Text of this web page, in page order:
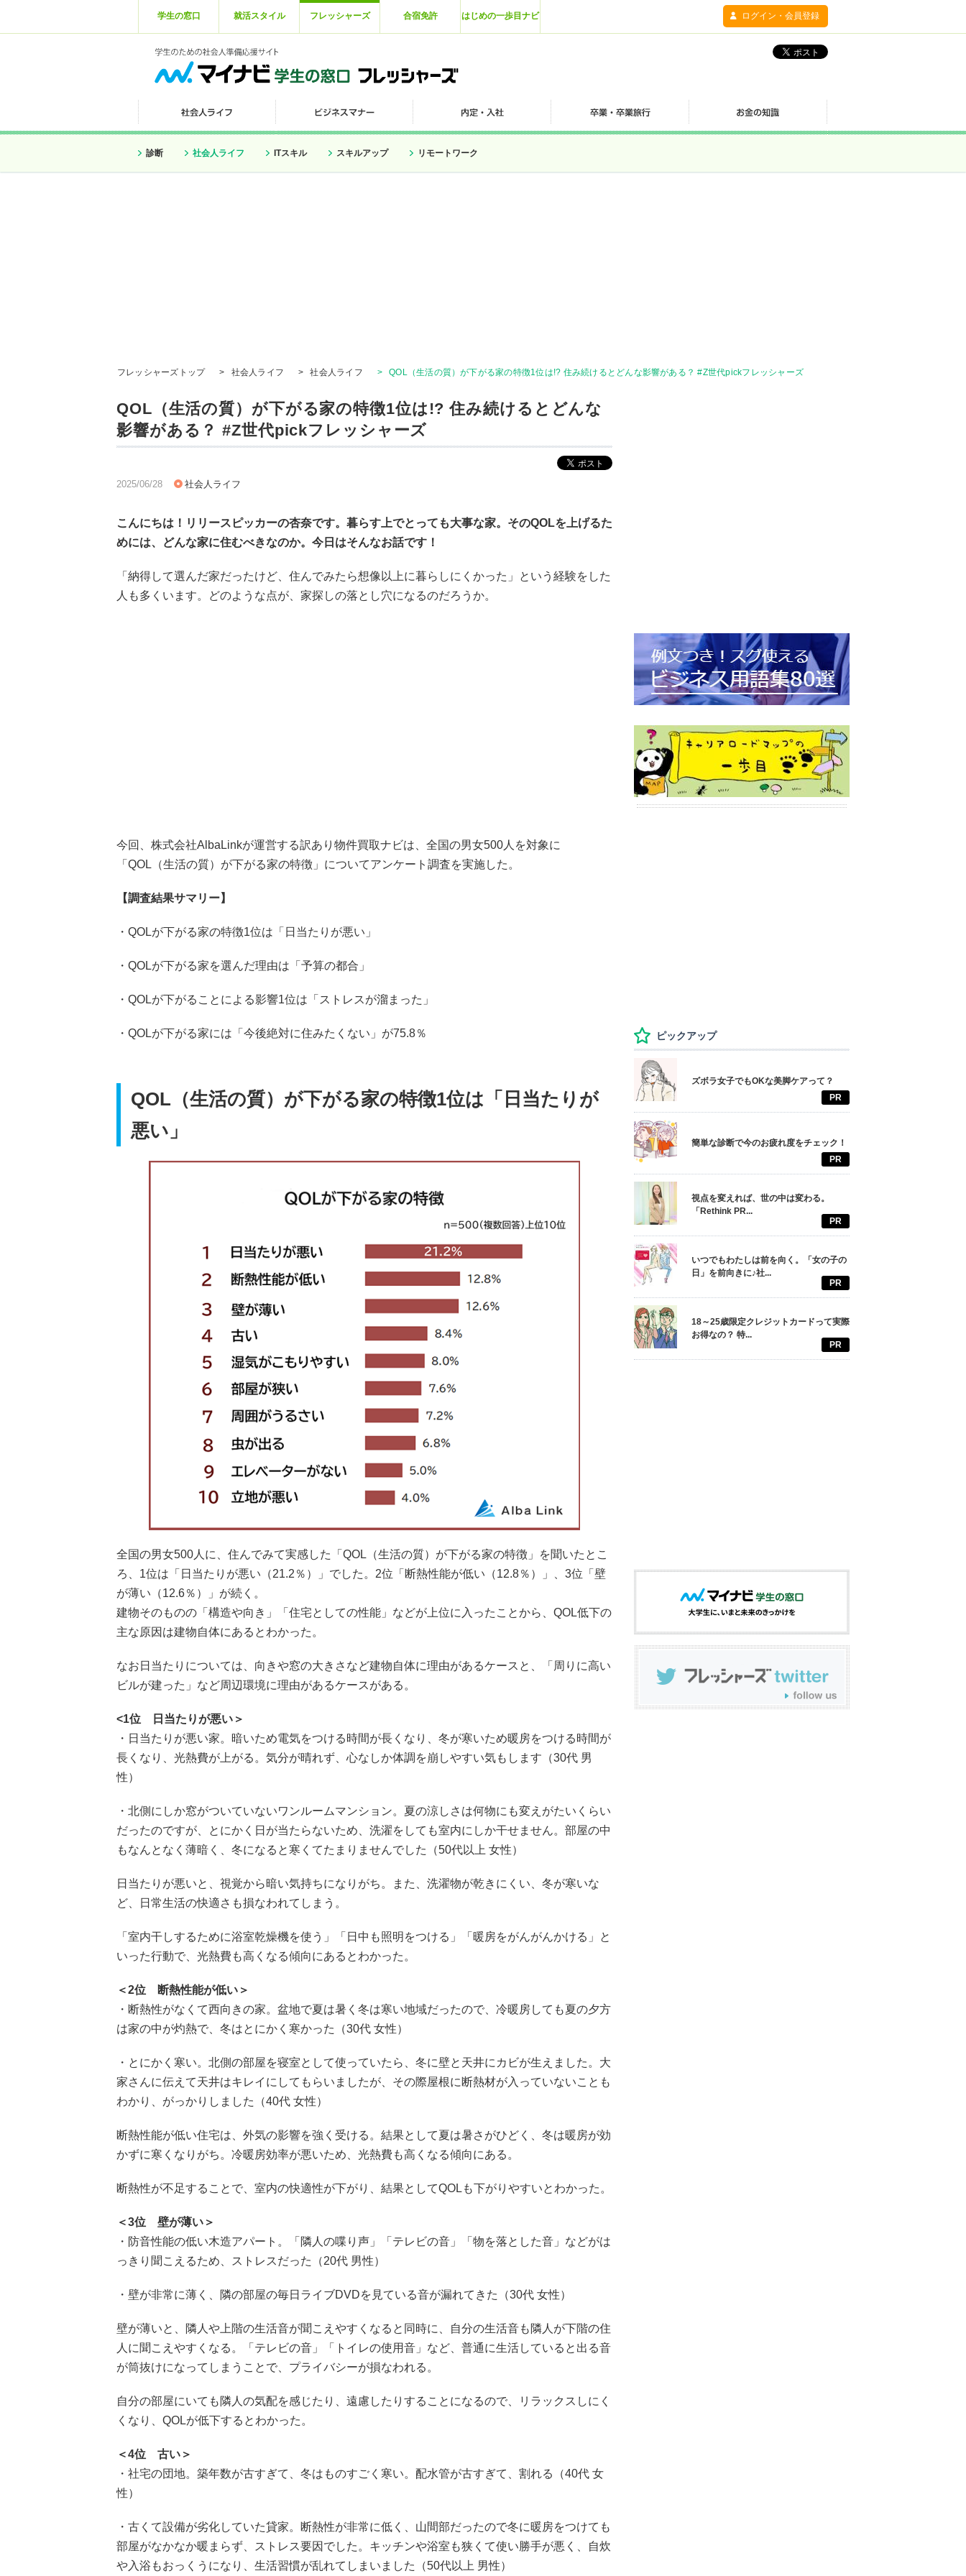
学生の窓口 就活スタイル フレッシャーズ 合宿免許 はじめの一歩目ナビ ログイン・会員登録
診断 社会人ライフ ITスキル スキルアップ リモートワーク
フレッシャーズトップ > 社会人ライフ > 社会人ライフ > QOL（生活の質）が下がる家の特徴1位は!? 住み続けるとどんな影響がある？ #Z世代pickフレッシャーズ
QOL（生活の質）が下がる家の特徴1位は!? 住み続けるとどんな
影響がある？ #Z世代pickフレッシャーズ
2025/06/28 社会人ライフ
こんにちは！リリースピッカーの杏奈です。暮らす上でとっても大事な家。そのQOLを上げるた
めには、どんな家に住むべきなのか。今日はそんなお話です！
「納得して選んだ家だったけど、住んでみたら想像以上に暮らしにくかった」という経験をした
人も多くいます。どのような点が、家探しの落とし穴になるのだろうか。
今回、株式会社AlbaLinkが運営する訳あり物件買取ナビは、全国の男女500人を対象に
「QOL（生活の質）が下がる家の特徴」についてアンケート調査を実施した。
【調査結果サマリー】
・QOLが下がる家の特徴1位は「日当たりが悪い」
・QOLが下がる家を選んだ理由は「予算の都合」
・QOLが下がることによる影響1位は「ストレスが溜まった」
・QOLが下がる家には「今後絶対に住みたくない」が75.8％
QOL（生活の質）が下がる家の特徴1位は「日当たりが
悪い」
全国の男女500人に、住んでみて実感した「QOL（生活の質）が下がる家の特徴」を聞いたとこ
ろ、1位は「日当たりが悪い（21.2％）」でした。2位「断熱性能が低い（12.8％）」、3位「壁
が薄い（12.6％）」が続く。
建物そのものの「構造や向き」「住宅としての性能」などが上位に入ったことから、QOL低下の
主な原因は建物自体にあるとわかった。
なお日当たりについては、向きや窓の大きさなど建物自体に理由があるケースと、「周りに高い
ビルが建った」など周辺環境に理由があるケースがある。
<1位 日当たりが悪い＞
・日当たりが悪い家。暗いため電気をつける時間が長くなり、冬が寒いため暖房をつける時間が
長くなり、光熱費が上がる。気分が晴れず、心なしか体調を崩しやすい気もします（30代 男
性）
・北側にしか窓がついていないワンルームマンション。夏の涼しさは何物にも変えがたいくらい
だったのですが、とにかく日が当たらないため、洗濯をしても室内にしか干せません。部屋の中
もなんとなく薄暗く、冬になると寒くてたまりませんでした（50代以上 女性）
日当たりが悪いと、視覚から暗い気持ちになりがち。また、洗濯物が乾きにくい、冬が寒いな
ど、日常生活の快適さも損なわれてしまう。
「室内干しするために浴室乾燥機を使う」「日中も照明をつける」「暖房をがんがんかける」と
いった行動で、光熱費も高くなる傾向にあるとわかった。
＜2位 断熱性能が低い＞
・断熱性がなくて西向きの家。盆地で夏は暑く冬は寒い地域だったので、冷暖房しても夏の夕方
は家の中が灼熱で、冬はとにかく寒かった（30代 女性）
・とにかく寒い。北側の部屋を寝室として使っていたら、冬に壁と天井にカビが生えました。大
家さんに伝えて天井はキレイにしてもらいましたが、その際屋根に断熱材が入っていないことも
わかり、がっかりしました（40代 女性）
断熱性能が低い住宅は、外気の影響を強く受ける。結果として夏は暑さがひどく、冬は暖房が効
かずに寒くなりがち。冷暖房効率が悪いため、光熱費も高くなる傾向にある。
断熱性が不足することで、室内の快適性が下がり、結果としてQOLも下がりやすいとわかった。
＜3位 壁が薄い＞
・防音性能の低い木造アパート。「隣人の喋り声」「テレビの音」「物を落とした音」などがは
っきり聞こえるため、ストレスだった（20代 男性）
・壁が非常に薄く、隣の部屋の毎日ライブDVDを見ている音が漏れてきた（30代 女性）
壁が薄いと、隣人や上階の生活音が聞こえやすくなると同時に、自分の生活音も隣人が下階の住
人に聞こえやすくなる。「テレビの音」「トイレの使用音」など、普通に生活していると出る音
が筒抜けになってしまうことで、プライバシーが損なわれる。
自分の部屋にいても隣人の気配を感じたり、遠慮したりすることになるので、リラックスしにく
くなり、QOLが低下するとわかった。
＜4位 古い＞
・社宅の団地。築年数が古すぎて、冬はものすごく寒い。配水管が古すぎて、割れる（40代 女
性）
・古くて設備が劣化していた貸家。断熱性が非常に低く、山間部だったので冬に暖房をつけても
部屋がなかなか暖まらず、ストレス要因でした。キッチンや浴室も狭くて使い勝手が悪く、自炊
や入浴もおっくうになり、生活習慣が乱れてしまいました（50代以上 男性）
ピックアップ
ズボラ女子でもOKな美脚ケアって？
PR
簡単な診断で今のお疲れ度をチェック！
PR
視点を変えれば、世の中は変わる。
「Rethink PR...
PR
いつでもわたしは前を向く。「女の子の
日」を前向きに♪社...
PR
18～25歳限定クレジットカードって実際
お得なの？ 特...
PR